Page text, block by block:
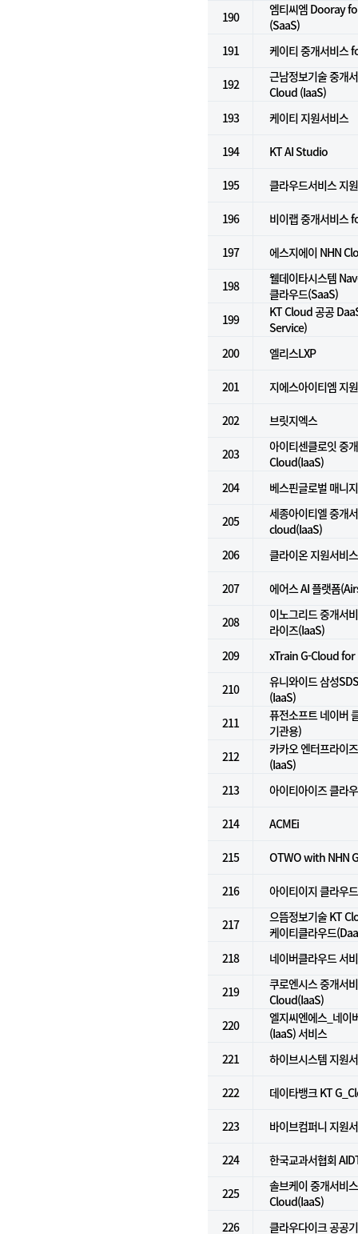
190
엠티씨엠 Dooray
(SaaS)
191
케이티 중개서비스
192
근남정보기술 중개
Cloud (IaaS)
193
케이티 지원서비스
194 KT AI Studio
195 클라우드서비스 지
196 비이랩 중개서비스
197 에스지에이 NHN
198
웰데이타시스템
클라우드(SaaS)
199
KT Cloud 공공
Service)
200
엘리스LXP
201 지에스아이티엠 지
202 브릿지엑스
203
아이티센클로잇 중
Cloud(IaaS)
204
베스핀글로벌 매니
205
세종아이티엘 중개
cloud(IaaS)
206
클라이온 지원서비스
207 에어스 AI 플랫폼
208
이노그리드 중개서
라이즈(IaaS)
209
xTrain G-Cloud
210
유니와이드 삼성
(IaaS)
211
퓨전소프트 네이버
기관용)
212
카카오 엔터프라이
(IaaS)
213
아이티아이즈 클라
214 ACMEi
215 OTWO with NHN
216 아이티이지 클라우
217
으뜸정보기술 KT
케이티클라우드
218
네이버클라우드 서
219
쿠로엔시스 중개서
Cloud(IaaS)
220
엘지씨엔에스_네이
(IaaS) 서비스
221
하이브시스템 지원
222 데이타뱅크 KT
223 바이브컴퍼니 지원
224 한국교과서협회
225
솔브케이 중개서비
Cloud(IaaS)
226
클라우다이크 공공